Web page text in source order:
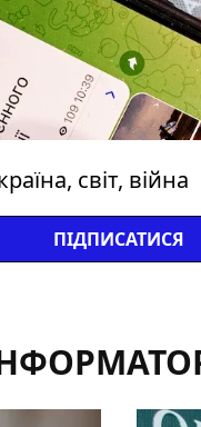
світ, війна
ПІДПИСАТИСЯ